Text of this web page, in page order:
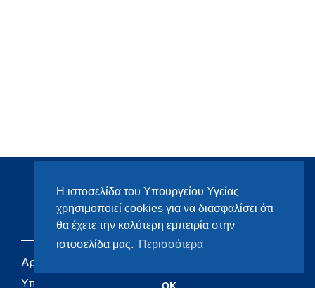
Η ιστοσελίδα του Υπουργείου Υγείας
χρησιμοποιεί cookies για να διασφαλίσει ότι
θα έχετε την καλύτερη εμπειρία στην
ιστοσελίδα μας. Περισσότερα
Αρχική
Υπουργείο
Υγεία